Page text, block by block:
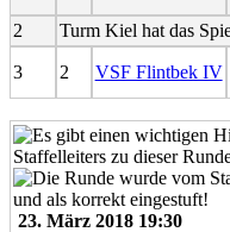
2 Turm Kiel hat das
3 2 VSF Flintbek IV
23. März 2018 19:30